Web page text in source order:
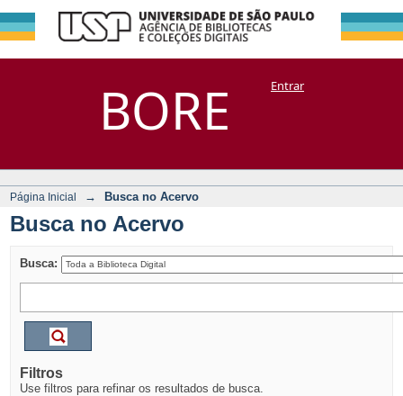
BORE
Busca no Acervo
DSpace/Manakin + CoriscoEntrar
Página Inicial → Busca no Acervo
Busca no Acervo
Busca:
Filtros
Use filtros para refinar os resultados de busca.